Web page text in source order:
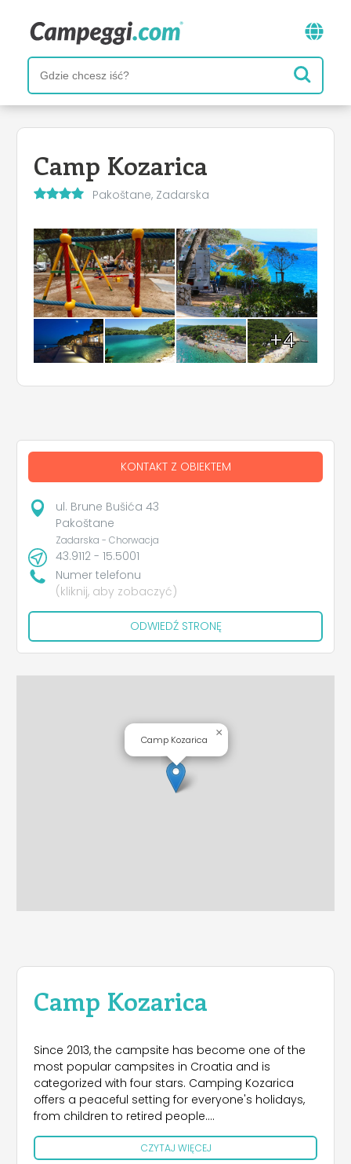
Camp Kozarica
Pakoštane, Zadarska
+4
Camp Kozarica
Since 2013, the campsite has become one of the
most popular campsites in Croatia and is
categorized with four stars. Camping Kozarica
offers a peaceful setting for everyone's holidays,
from children to retired people.
The campsite also includes: supermarket, bar,
CZYTAJ WIĘCEJ
KONTAKT Z OBIEKTEM
ul. Brune Bušića 43
Pakoštane
Zadarska - Chorwacja
43.9112 - 15.5001
Numer telefonu
(kliknij, aby zobaczyć)
ODWIEDŹ STRONĘ
Camp Kozarica
×